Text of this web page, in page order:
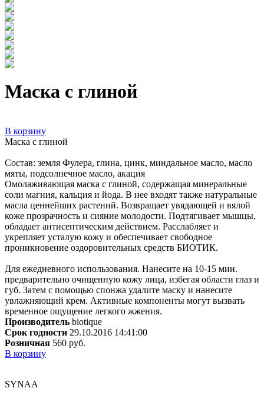
Маска с глиной
В корзину
Маска с глиной
Состав: земля Фулера, глина, цинк, миндальное масло, масло
мяты, подсолнечное масло, акация
Омолаживающая маска с глиной, содержащая минеральные
соли магния, кальция и йода. В нее входят также натуральные
масла ценнейших растений. Возвращает увядающей и вялой
коже прозрачность и сияние молодости. Подтягивает мышцы,
обладает антисептическим действием. Расслабляет и
укрепляет усталую кожу и обеспечивает свободное
проникновение оздоровительных средств БИОТИК.
Для ежедневного использования. Нанесите на 10-15 мин.
предварительно очищенную кожу лица, избегая области глаз и
губ. Затем с помощью спонжа удалите маску и нанесите
увлажняющий крем. Активные компоненты могут вызвать
временное ощущение легкого жжения.
Производитель biotique
Срок годности 29.10.2016 14:41:00
Розничная 560 руб.
В корзину
SYNAA